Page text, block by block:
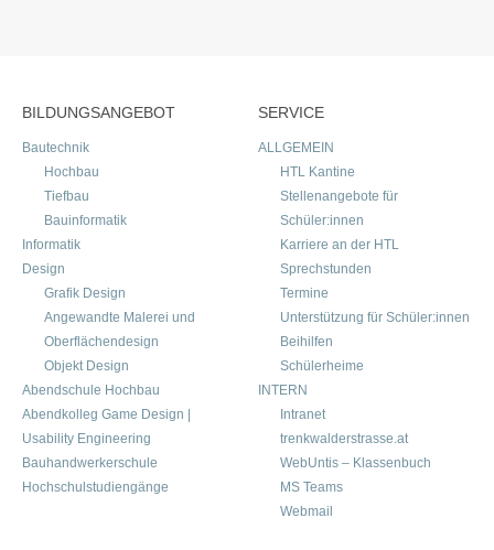
BILDUNGSANGEBOT
Bautechnik
Hochbau
Tiefbau
Bauinformatik
Informatik
Design
Grafik Design
Angewandte Malerei und
Oberflächendesign
Objekt Design
Abendschule Hochbau
Abendkolleg Game Design |
Usability Engineering
Bauhandwerkerschule
Hochschulstudiengänge
SERVICE
ALLGEMEIN
HTL Kantine
Stellenangebote für
Schüler:innen
Karriere an der HTL
Sprechstunden
Termine
Unterstützung für Schüler:innen
Beihilfen
Schülerheime
INTERN
Intranet
trenkwalderstrasse.at
WebUntis – Klassenbuch
MS Teams
Webmail